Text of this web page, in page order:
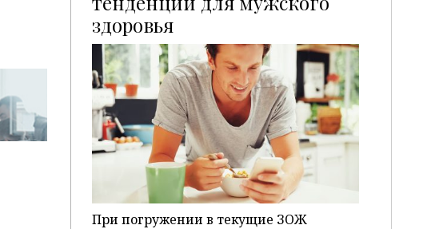
здоровья P
При погружении в текущие ЗОЖ